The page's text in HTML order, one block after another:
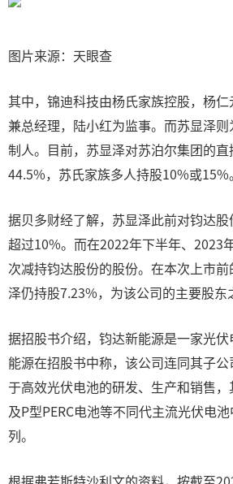
图片来源：天眼查
其中，锦迪科技由杨氏家族控股，杨
兼总经理，陆小红为监事。而苏显泽
制人。目前，苏显泽对苏泊尔集团的
44.5%，苏氏家族多人持股10%或15%。
据贝多财经了解，苏显泽此前对钧达
超过10%。而在2022年下半年、2023
次减持钧达股份的股份。在本次上市
泽仍持股7.23%，为该公司的主要股东
据招股书介绍，钧达新能源是一家光
能源在招股书中称，该公司连同其子
于高效光伏电池的研发、生产和销售
及P型PERC电池等不同代主流光伏电
列。